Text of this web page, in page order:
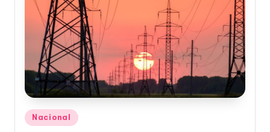
Publicado
en
Nacional